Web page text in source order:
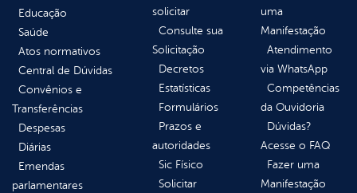
Educação
Saúde
Atos normativos
Central de Dúvidas
Convênios e
Transferências
Despesas
Diárias
Emendas
parlamentares
solicitar
Consulte sua
Solicitação
Decretos
Estatísticas
Formulários
Prazos e
autoridades
Sic Físico
Solicitar
uma
Manifestação
Atendimento
via WhatsApp
Competências
da Ouvidoria
Dúvidas?
Acesse o FAQ
Fazer uma
Manifestação